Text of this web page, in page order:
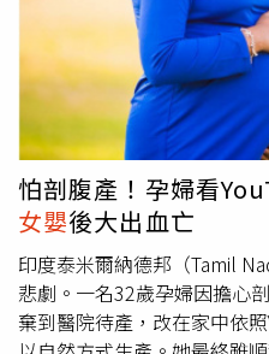
命跡象，緊急報警求助，但
後保住性命。法院審理認為
紀錄，行兇時具有辨識及控
力，但並非毫無對外求助機
緒，狠心殺害本應保護照顧
家屬造成難以彌補的傷害。
科，審理期間已與丈夫達成
輔導、心理諮商，仍有矯治
離的程度，因此依檢方求刑
人罪，分別判處有期徒刑19
全案仍可上訴。
怕剖腹產！孕婦看
女嬰後大出血亡
印度泰米爾納德邦（Tamil
悲劇。一名32歲孕婦因擔心
棄到醫院待產，改在家中依